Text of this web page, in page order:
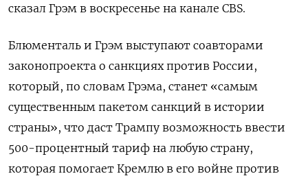
сказал Грэм в воскресенье на канале CBS.
Блюменталь и Грэм выступают соавторами
законопроекта о санкциях против России,
который, по словам Грэма, станет «самым
существенным пакетом санкций в истории
страны», что даст Трампу возможность ввести
500-процентный тариф на любую страну,
которая помогает Кремлю в его войне против